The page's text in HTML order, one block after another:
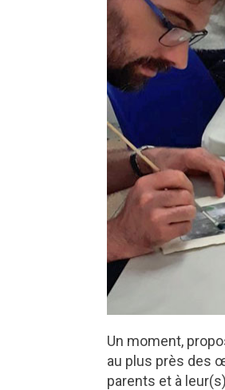
Un moment,
au plus près des
parents et à